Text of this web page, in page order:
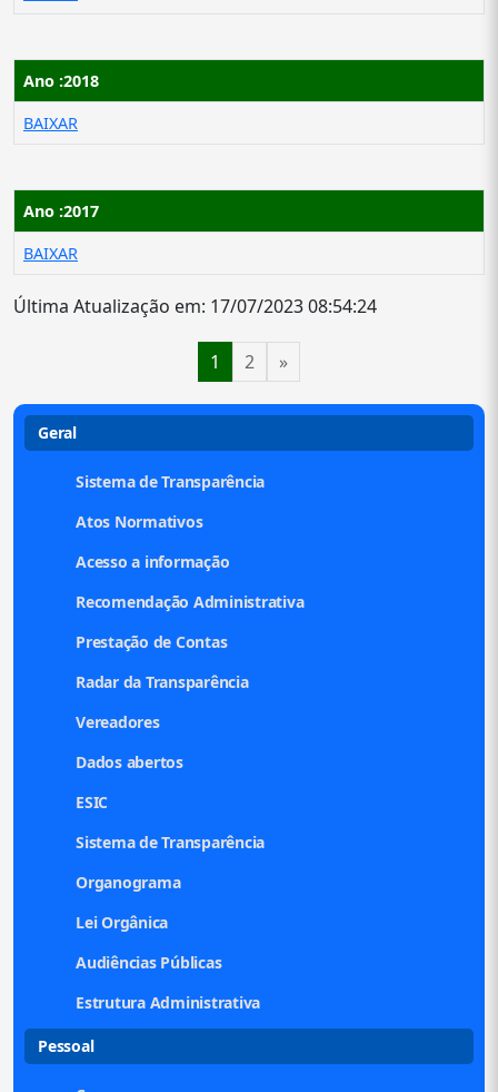
Ano :2018
BAIXAR
Ano :2017
BAIXAR
Última Atualização em: 17/07/2023 08:54:24
1 2 »
Geral
Sistema de Transparência
Atos Normativos
Acesso a informação
Recomendação Administrativa
Prestação de Contas
Radar da Transparência
Vereadores
Dados abertos
ESIC
Sistema de Transparência
Organograma
Lei Orgânica
Audiências Públicas
Estrutura Administrativa
Pessoal